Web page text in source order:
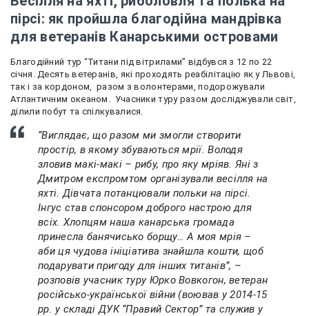
пірсі: як пройшла благодійна мандрівка
для ветеранів Канарськими островами
Благодійний тур “Титани під вітрилами” відбувся з 12 по 22
січня. Десять ветеранів, які проходять реабілітацію як у Львові,
так і за кордоном, разом з волонтерами, подорожували
Атлантичним океаном. Учасники туру разом досліджували світ,
ділили побут та спілкувалися.
“Виглядає, що разом ми змогли створити
простір, в якому збуваються мрії. Володя
зловив макі-макі – рибу, про яку мріяв. Яні з
Дмитром експромтом організували весілля на
яхті. Дівчата потанцювали польки на пірсі.
Інгус став спонсором доброго настрою для
всіх. Хлопцям наша канарська громада
принесла банячисько борщу… А моя мрія –
аби ця чудова ініціатива знайшла кошти, щоб
подарувати пригоду для інших титанів”, –
розповів учасник туру Юрко Вовкогон, ветеран
російсько-української війни (воював у 2014-15
рр. у складі ДУК “Правий Сектор” та служив у